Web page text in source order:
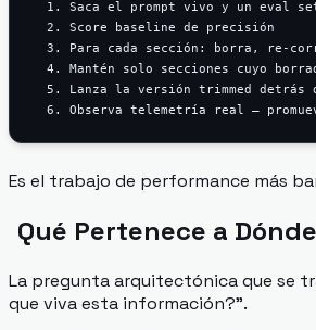
1. Saca el prompt vivo y un eval
  2. Score baseline de precisión
3. Para cada sección: borra, re-
4. Mantén solo secciones cuyo
5. Lanza la versión trimmed detrás
Es el trabajo de performance más
Qué Pertenece a Dónde
La pregunta arquitectónica que se
que viva esta información?".